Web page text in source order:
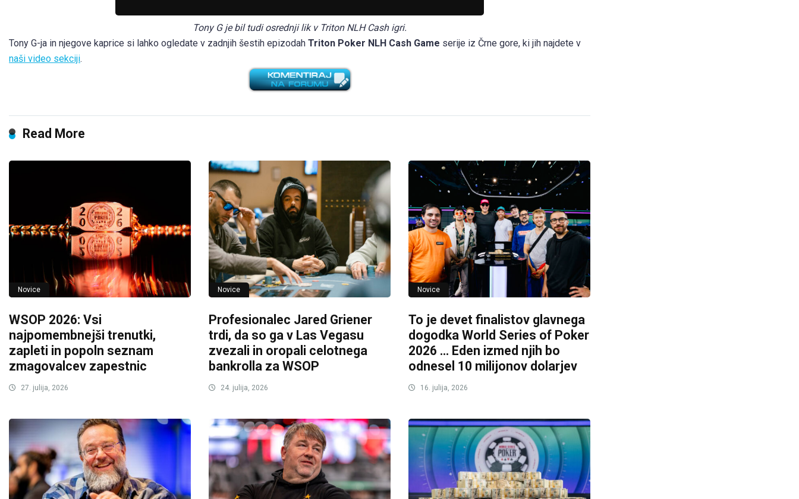
Tony G je bil tudi osrednji lik v Triton NLH Cash igri.
Tony G-ja in njegove kaprice si lahko ogledate v zadnjih šestih epizodah Triton Poker NLH Cash Game serije iz Črne gore, ki jih najdete v
naši video sekciji.
Read More
Novice
WSOP 2026: Vsi
najpomembnejši trenutki,
zapleti in popoln seznam
zmagovalcev zapestnic
27. julija, 2026
Novice
Profesionalec Jared Griener
trdi, da so ga v Las Vegasu
zvezali in oropali celotnega
bankrolla za WSOP
24. julija, 2026
Novice
To je devet finalistov glavnega
dogodka World Series of Poker
2026 … Eden izmed njih bo
odnesel 10 milijonov dolarjev
16. julija, 2026